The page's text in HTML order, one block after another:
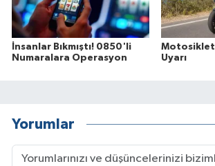
İnsanlar Bıkmıştı! 0850'li
Numaralara Operasyon
Motosiklet
Uyarı
Yorumlar